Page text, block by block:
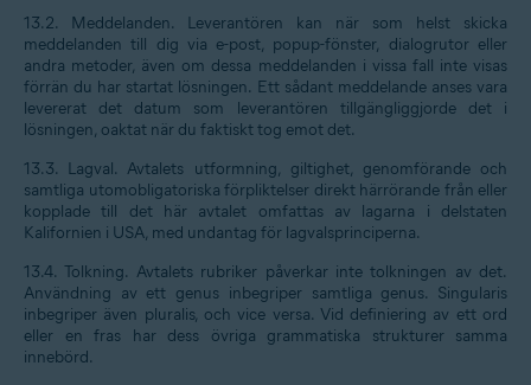
13.2. Meddelanden. Leverantören kan när som helst skicka
meddelanden till dig via e-post, popup-fönster, dialogrutor eller
andra metoder, även om dessa meddelanden i vissa fall inte visas
förrän du har startat lösningen. Ett sådant meddelande anses vara
levererat det datum som leverantören tillgängliggjorde det i
lösningen, oaktat när du faktiskt tog emot det.
13.3. Lagval. Avtalets utformning, giltighet, genomförande och
samtliga utomobligatoriska förpliktelser direkt härrörande från eller
kopplade till det här avtalet omfattas av lagarna i delstaten
Kalifornien i USA, med undantag för lagvalsprinciperna.
13.4.Tolkning. Avtalets rubriker påverkar inte tolkningen av det.
Användning av ett genus inbegriper samtliga genus. Singularis
inbegriper även pluralis, och vice versa. Vid definiering av ett ord
eller en fras har dess övriga grammatiska strukturer samma
innebörd.